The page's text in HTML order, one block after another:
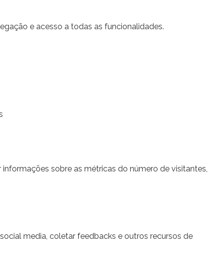
e acesso a todas as funcionalidades.
sobre as métricas do número de visitantes,
media, coletar feedbacks e outros recursos de